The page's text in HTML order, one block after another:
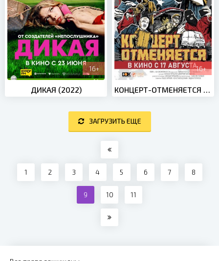
16+
ДИКАЯ (2022)
16+
КОНЦЕРТ-ОТМЕНЯЕТСЯ (2023)
ЗАГРУЗИТЬ ЕЩЕ
1 2 3 4 5 6 7 8
9 10 11